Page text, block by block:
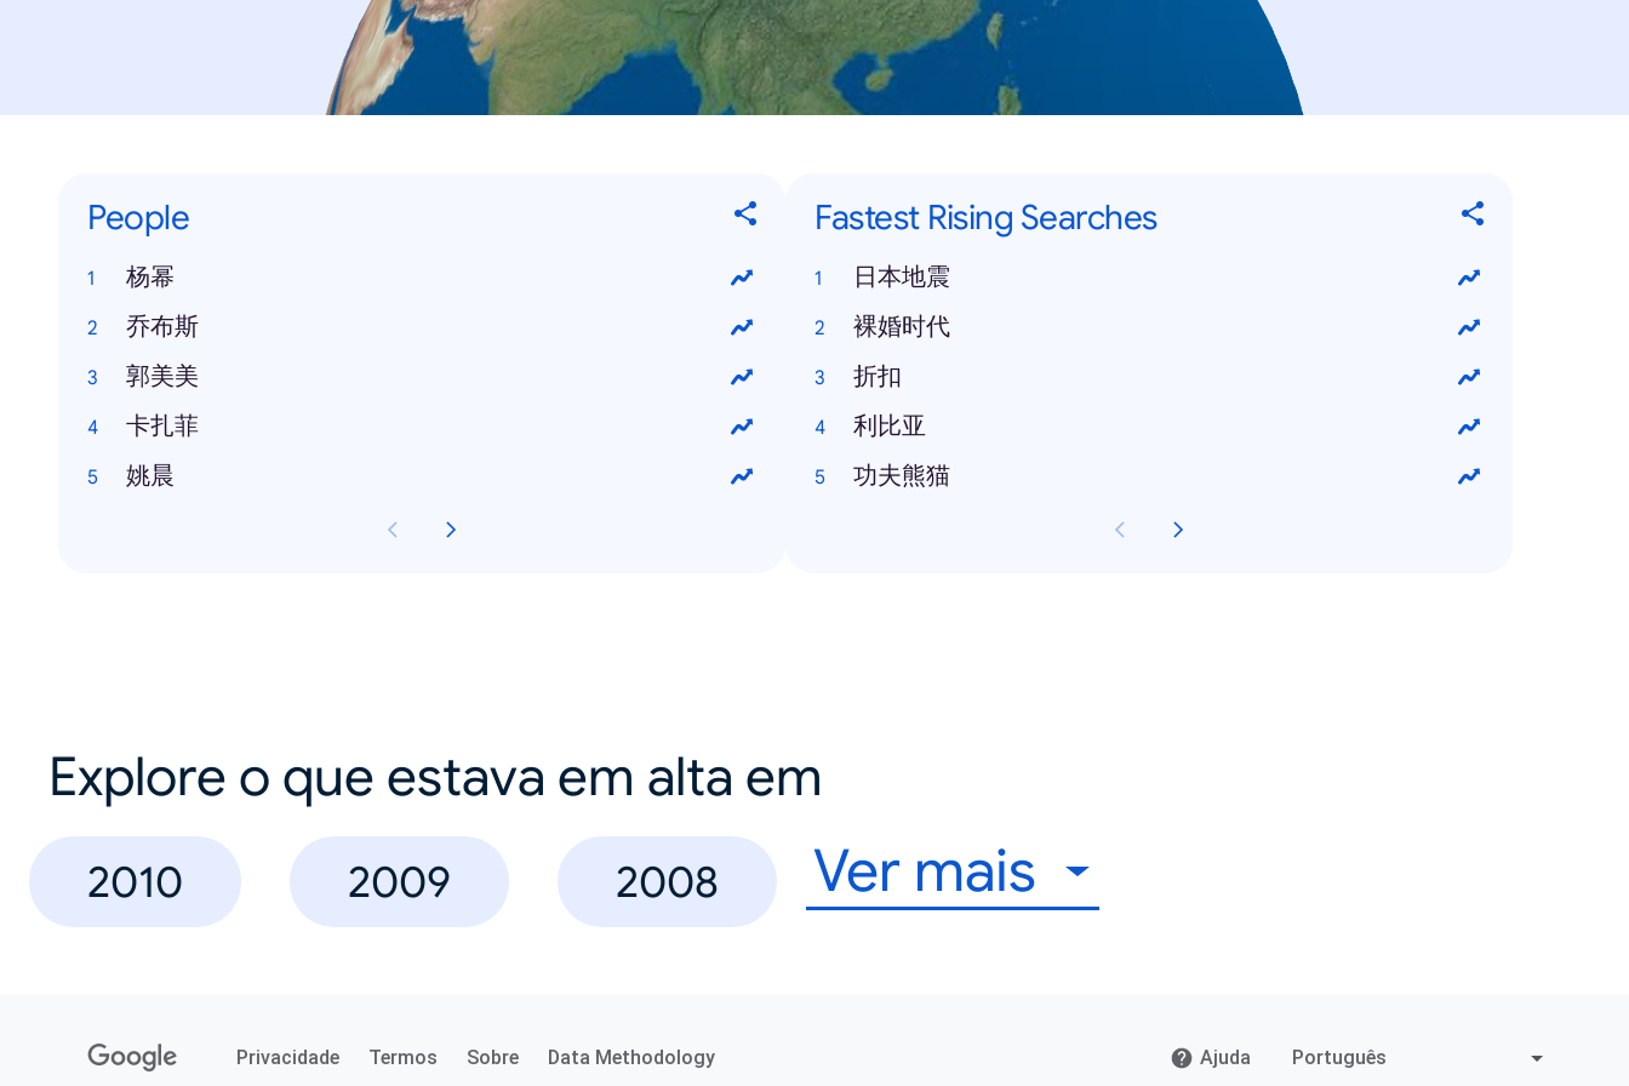
People
杨幂
乔布斯
郭美美
卡扎菲
姚晨
Fastest Rising Searches
日本地震
裸婚时代
折扣
利比亚
功夫熊猫
Explore o que estava em alta em
2010 2009 2008 Ver mais
Privacidade Termos Sobre Data Methodology Ajuda